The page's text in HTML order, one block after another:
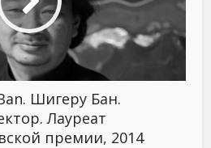
Шигеру Бан.
Лауреат
премии, 2014